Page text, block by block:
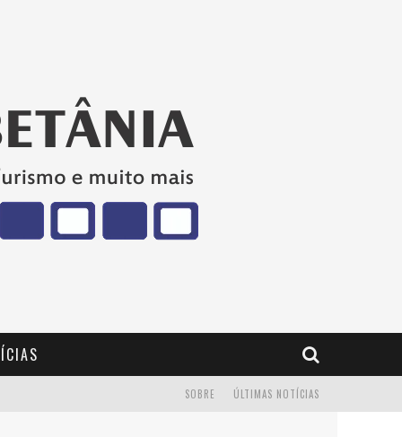
ÚLTIMAS NOTÍCIAS
SOBRE